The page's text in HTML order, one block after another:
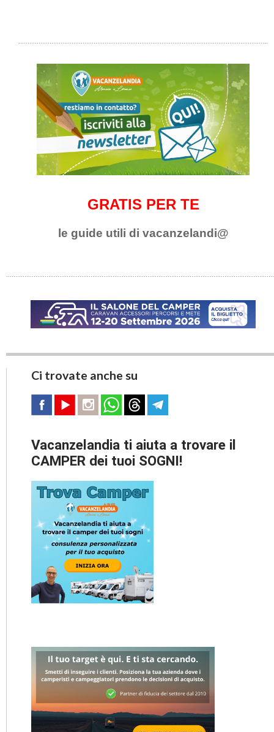
GRATIS PER TE
le guide utili di vacanzelandi@
Ci trovate anche su
Vacanzelandia ti aiuta a trovare il
CAMPER dei tuoi SOGNI!